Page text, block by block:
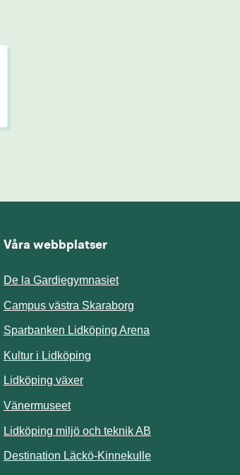
Våra webbplatser
De la Gardiegymnasiet
Campus västra Skaraborg
Sparbanken Lidköping Arena
Kultur i Lidköping
Lidköping växer
Vänermuseet
Lidköping miljö och teknik AB
Destination Läckö-KinnekulleLänk till annan